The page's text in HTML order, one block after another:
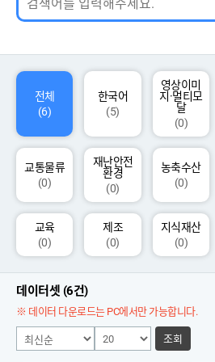
AI 허브소개
AI 개발지원
고객지원
전체
(6)
한국어
(5)
영상이미
지·멀티모
달
(0)
교통물류
(0)
재난안전
환경
(0)
농축수산
(0)
교육
(0)
제조
(0)
지식재산
(0)
데이터셋 (6건)
※ 데이터 다운로드는 PC에서만 가능합니다.
조회